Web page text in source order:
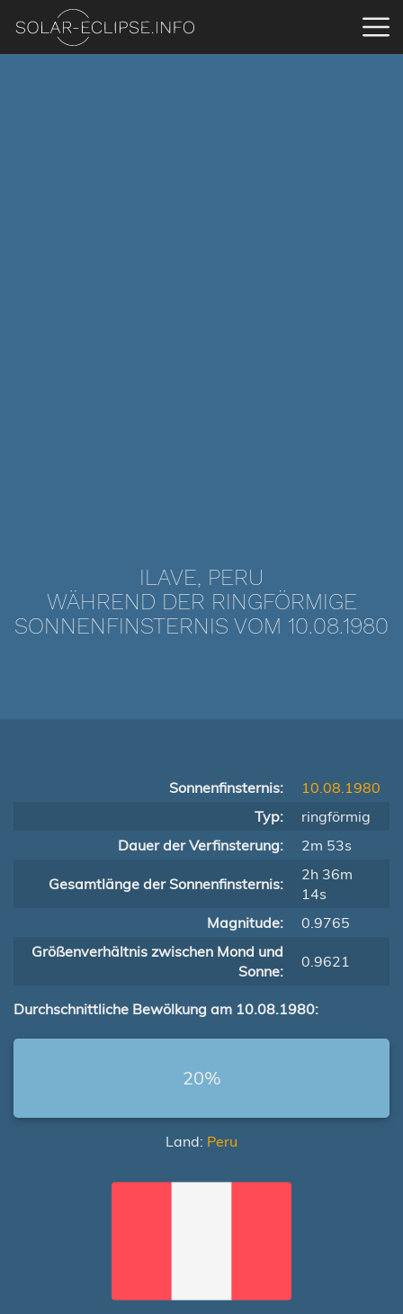
ILAVE, PERU
WÄHREND DER RINGFÖRMIGE
SONNENFINSTERNIS VOM 10.08.1980
Sonnenfinsternis:
10.08.1980
Typ:
ringförmig
Dauer der Verfinsterung:
2m 53s
Gesamtlänge der Sonnenfinsternis:
2h 36m
14s
Magnitude:
0.9765
Größenverhältnis zwischen Mond und
Sonne:
0.9621
Durchschnittliche Bewölkung am 10.08.1980:
20%
Land: Peru